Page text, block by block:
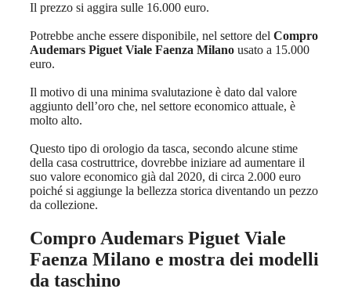
Il prezzo si aggira sulle 16.000 euro.
Potrebbe anche essere disponibile, nel settore del Compro
Audemars Piguet Viale Faenza Milano usato a 15.000
euro.
Il motivo di una minima svalutazione è dato dal valore
aggiunto dell’oro che, nel settore economico attuale, è
molto alto.
Questo tipo di orologio da tasca, secondo alcune stime
della casa costruttrice, dovrebbe iniziare ad aumentare il
suo valore economico già dal 2020, di circa 2.000 euro
poiché si aggiunge la bellezza storica diventando un pezzo
da collezione.
Compro Audemars Piguet Viale
Faenza Milano e mostra dei modelli
da taschino